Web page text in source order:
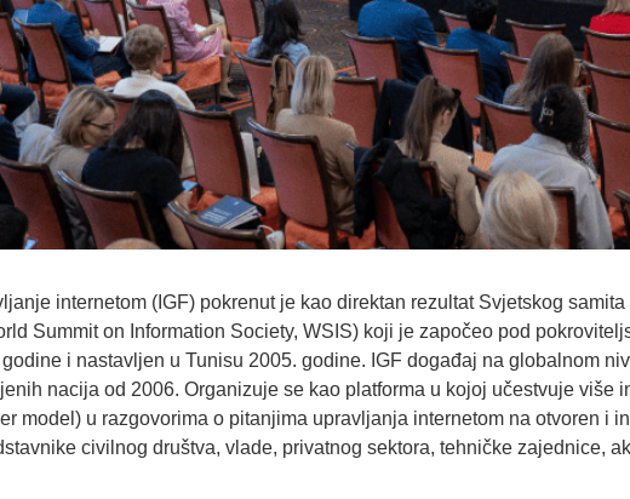
internetom (IGF) pokrenut je kao direktan rezultat Svjetskog
Summit on Information Society, WSIS) koji je započeo pod
i nastavljen u Tunisu 2005. godine. IGF događaj na globalnom
nacija od 2006. Organizuje se kao platforma u kojoj učestvuje više
model) u razgovorima o pitanjima upravljanja internetom na otvoren i
civilnog društva, vlade, privatnog sektora, tehničke zajednice,